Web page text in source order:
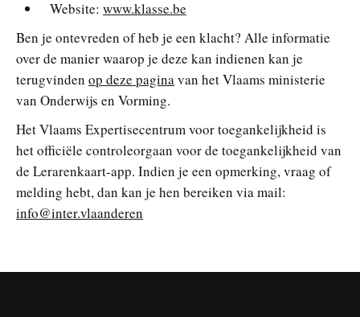
Website: www.klasse.be
Ben je ontevreden of heb je een klacht? Alle informatie
over de manier waarop je deze kan indienen kan je
terugvinden op deze paginavan het Vlaams ministerie
van Onderwijs en Vorming.
Het Vlaams Expertisecentrum voor toegankelijkheid is
het officiële controleorgaan voor de toegankelijkheid van
de Lerarenkaart-app. Indien je een opmerking, vraag of
melding hebt, dan kan je hen bereiken via mail:
info@inter.vlaanderen